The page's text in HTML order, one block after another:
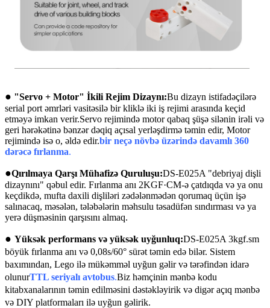
● "Servo + Motor" İkili Rejim Dizaynı:Bu dizayn istifadəçilərə
serial port əmrləri vasitəsilə bir kliklə iki iş rejimi arasında keçid
etməyə imkan verir.Servo rejimində motor qabaq şüşə silənin irəli və
geri hərəkətinə bənzər dəqiq açısal yerləşdirmə təmin edir, Motor
rejimində isə o, əldə edir.bir neçə növbə üzərində davamlı 360
dərəcə fırlanma.
●Qırılmaya Qarşı Mühafizə Quruluşu:DS-E025A "debriyaj dişli
dizaynını" qəbul edir. Fırlanma anı 2KGF·CM-ə çatdıqda və ya onu
keçdikdə, mufta daxili dişliləri zədələnmədən qorumaq üçün işə
salınacaq, məsələn, tələbələrin məhsulu təsadüfən sındırması və ya
yerə düşməsinin qarşısını almaq.
● Yüksək performans və yüksək uyğunluq:DS-E025A 3kgf.sm
böyük fırlanma anı və 0,08s/60° sürət təmin edə bilər. Sistem
baxımından, Lego ilə mükəmməl uyğun gəlir və tərəfindən idarə
olunurTTL seriyalı avtobus.Biz həmçinin mənbə kodu
kitabxanalarının təmin edilməsini dəstəkləyirik və digər açıq mənbə
və DIY platformaları ilə uyğun gəlirik.